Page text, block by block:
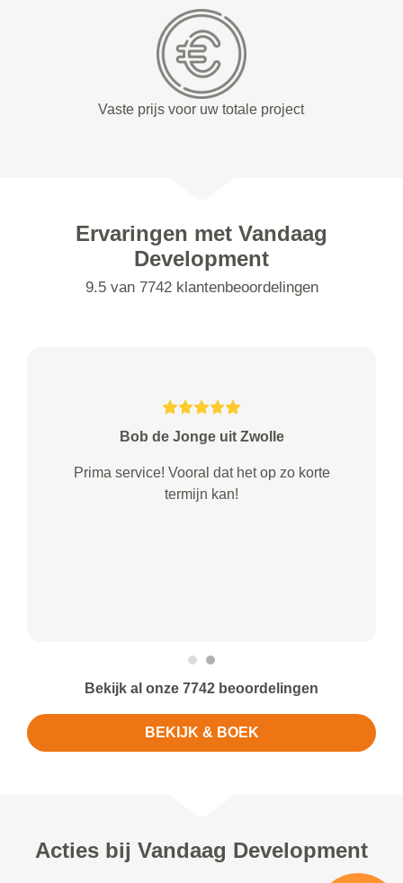
Vaste prijs voor uw totale project
Ervaringen met Vandaag
Development
9.5 van 7742 klantenbeoordelingen
Bob de Jonge uit Zwolle
Prima service! Vooral dat het op zo korte
termijn kan!
Bekijk al onze 7742 beoordelingen
BEKIJK & BOEK
Acties bij Vandaag Development